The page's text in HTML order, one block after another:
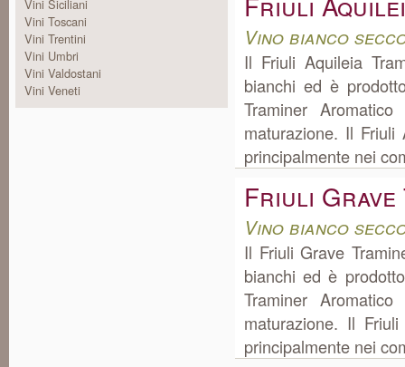
Vini Siciliani
Vini Toscani
Vini Trentini
Vini Umbri
Vini Valdostani
Vini Veneti
Vino bianco
Il Friuli Aquileia
bianchi ed è
Traminer
maturazione. Il Friuli
principalmente nei
Friuli Grave
Vino bianco
Il Friuli Grave
bianchi ed è
Traminer
maturazione. Il
principalmente nei